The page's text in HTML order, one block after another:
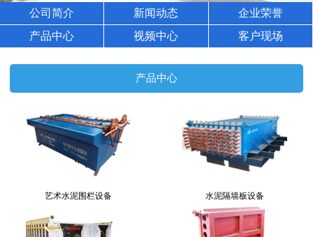
公司简介 新闻动态
企业荣誉
产品中心
视频中心 客户现场
产品中心
艺术水泥围栏设备 水泥隔墙板设备